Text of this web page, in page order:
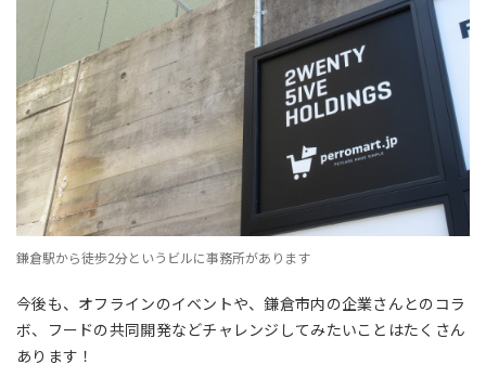
鎌倉駅から徒歩2分というビルに事務所があります
今後も、オフラインのイベントや、鎌倉市内の企業さんとのコラ
ボ、フードの共同開発などチャレンジしてみたいことはたくさん
あります！